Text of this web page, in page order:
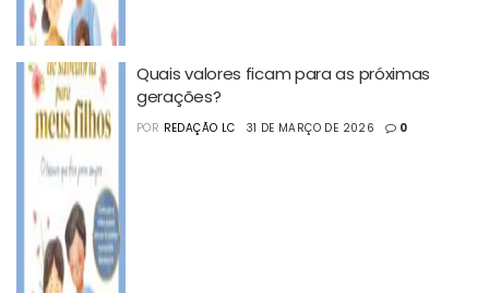
Quais valores ficam para as próximas
gerações?
POR REDAÇÃO LC 31 DE MARÇO DE 2026 0